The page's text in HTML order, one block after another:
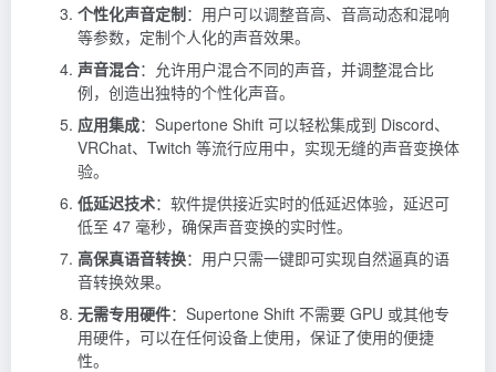
个性化声音定制：用户可以调整音高、音高动态和混响
等参数，定制个人化的声音效果。
声音混合：允许用户混合不同的声音，并调整混合比
例，创造出独特的个性化声音。
应用集成：Supertone Shift 可以轻松集成到 Discord、
VRChat、Twitch 等流行应用中，实现无缝的声音变换体
验。
低延迟技术：软件提供接近实时的低延迟体验，延迟可
低至 47 毫秒，确保声音变换的实时性。
高保真语音转换：用户只需一键即可实现自然逼真的语
音转换效果。
无需专用硬件：Supertone Shift 不需要 GPU 或其他专
用硬件，可以在任何设备上使用，保证了使用的便捷
性。